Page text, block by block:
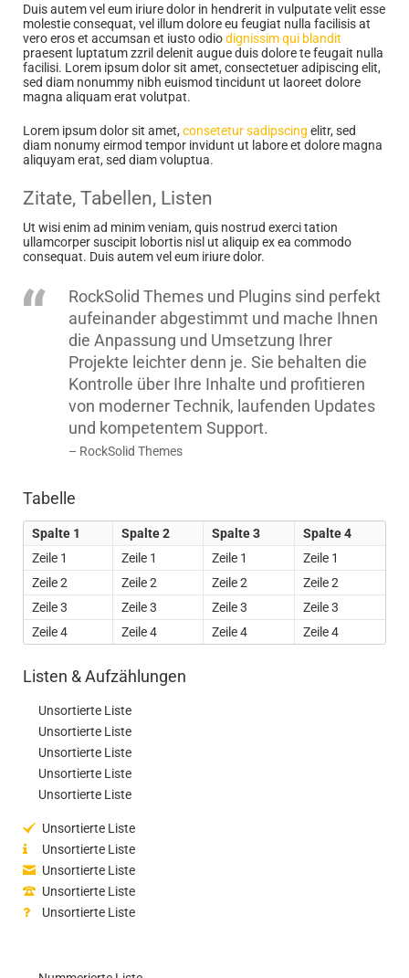
Duis autem vel eum iriure dolor in hendrerit in vulputate velit esse
molestie consequat, vel illum dolore eu feugiat nulla facilisis at
vero eros et accumsan et iusto odiodignissim qui blandit
praesent luptatum zzril delenit augue duis dolore te feugait nulla
facilisi. Lorem ipsum dolor sit amet, consectetuer adipiscing elit,
sed diam nonummy nibh euismod tincidunt ut laoreet dolore
magna aliquam erat volutpat.
Lorem ipsum dolor sit amet, consetetur sadipscing elitr, sed
diam nonumy eirmod tempor invidunt ut labore et dolore magna
aliquyam erat, sed diam voluptua.
Zitate, Tabellen, Listen
Ut wisi enim ad minim veniam, quis nostrud exerci tation
ullamcorper suscipit lobortis nisl ut aliquip ex ea commodo
consequat. Duis autem vel eum iriure dolor.
RockSolid Themes und Plugins sind perfekt
aufeinander abgestimmt und mache Ihnen
die Anpassung und Umsetzung Ihrer
Projekte leichter denn je. Sie behalten die
Kontrolle über Ihre Inhalte und profitieren
von moderner Technik, laufenden Updates
und kompetentem Support.
– RockSolid Themes
Tabelle
Spalte 1 Spalte 2 Spalte 3
Spalte 4
Zeile 1
Zeile 1 Zeile 1
Zeile 1
Zeile 2
Zeile 2 Zeile 2
Zeile 2
Zeile 3
Zeile 3 Zeile 3
Zeile 3
Zeile 4
Zeile 4 Zeile 4 Zeile 4
Listen & Aufzählungen
Unsortierte Liste
Unsortierte Liste
Unsortierte Liste
Unsortierte Liste
Unsortierte Liste
Unsortierte Liste
Unsortierte Liste
Unsortierte Liste
Unsortierte Liste
Unsortierte Liste